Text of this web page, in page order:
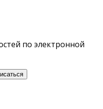
по электронной